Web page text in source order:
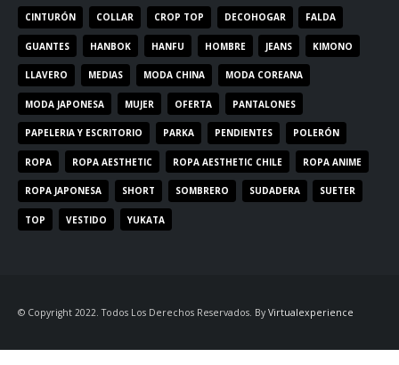
CINTURÓN COLLAR CROP TOP DECOHOGAR FALDA
GUANTES HANBOK HANFU HOMBRE JEANS KIMONO
LLAVERO MEDIAS MODA CHINA MODA COREANA
MODA JAPONESA MUJER OFERTA PANTALONES
PAPELERIA Y ESCRITORIO PARKA PENDIENTES POLERÓN
ROPA ROPA AESTHETIC ROPA AESTHETIC CHILE ROPA ANIME
ROPA JAPONESA SHORT SOMBRERO SUDADERA SUETER
TOP VESTIDO YUKATA
© Copyright 2022. Todos Los Derechos Reservados. By Virtualexperience